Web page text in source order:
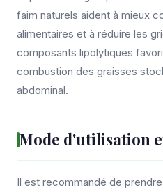
faim naturels aident à mieux
alimentaires et à réduire les
composants lipolytiques
combustion des graisses
abdominal.
Mode d'utilisation
Il est recommandé de